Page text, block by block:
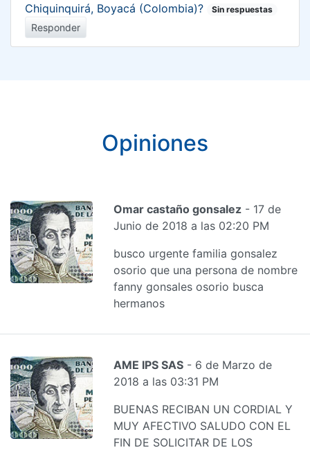
Chiquinquirá, Boyacá (Colombia)?
Sin respuestas
Responder
Opiniones
Omar castaño gonsalez - 17 de
Junio de 2018 a las 02:20 PM
busco urgente familia gonsalez
osorio que una persona de nombre
fanny gonsales osorio busca
hermanos
AME IPS SAS - 6 de Marzo de
2018 a las 03:31 PM
BUENAS RECIBAN UN CORDIAL Y
MUY AFECTIVO SALUDO CON EL
FIN DE SOLICITAR DE LOS